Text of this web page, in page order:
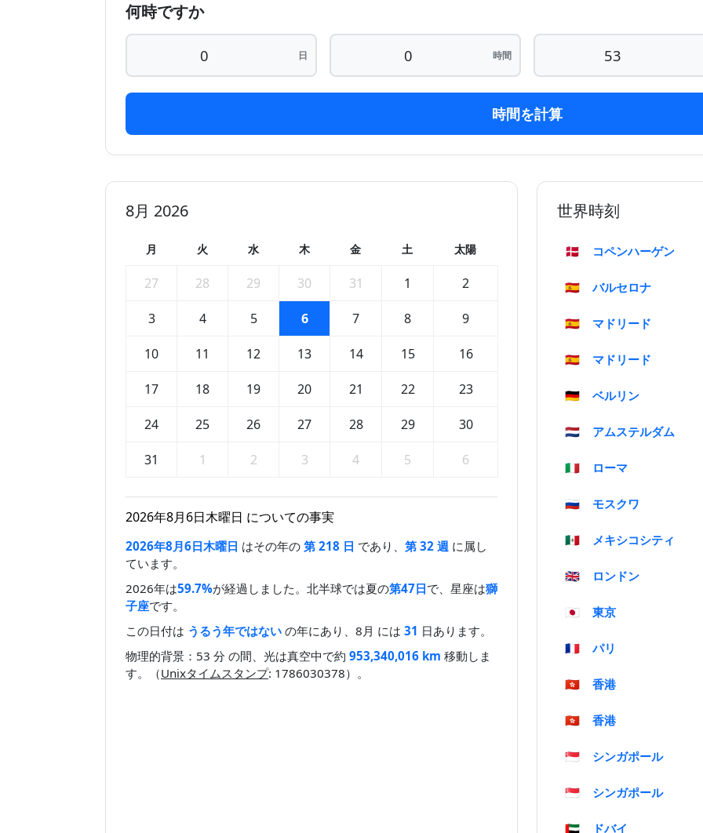
何時ですか
日 時間
時間を計算
8月 2026
月 火 水 木 金 土 太陽
27 28 29 30 31 1 2
3 4 5 6 7 8 9
10 11 12 13 14 15 16
17 18 19 20 21 22 23
24 25 26 27 28 29 30
31 1 2 3 4 5 6
2026年8月6日木曜日 についての事実
2026年8月6日木曜日 はその年の 第 218 日 であり、 第 32 週 に属し
ています。
2026年は59.7%が経過しました。北半球では夏の第47日で、星座は獅
子座です。
この日付は うるう年ではない の年にあり、8月 には 31 日あります。
物理的背景：53 分 の間、光は真空中で約 953,340,016 km 移動しま
す。（Unixタイムスタンプ: 1786030378）。
世界時刻
🇩🇰 コペンハーゲン
🇪🇸 バルセロナ
🇪🇸 マドリード
🇪🇸 マドリード
🇩🇪 ベルリン
🇳🇱 アムステルダム
🇮🇹 ローマ
🇷🇺 モスクワ
🇲🇽 メキシコシティ
🇬🇧 ロンドン
🇯🇵 東京
🇫🇷 パリ
🇭🇰 香港
🇭🇰 香港
🇸🇬 シンガポール
🇸🇬 シンガポール
🇦🇪 ドバイ